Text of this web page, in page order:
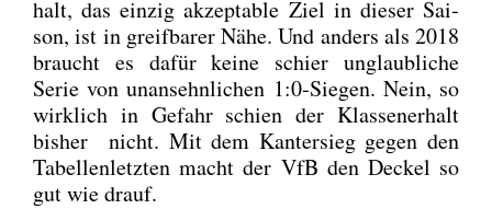
halt, das ein­zig akzep­ta­ble Ziel in die­ser Sai­
son, ist in greif­ba­rer Nähe. Und anders als 2018
braucht es dafür kei­ne schier unglaub­li­che
Serie von unan­sehn­li­chen 1:0‑Siegen. Nein, so
wirk­lich in Gefahr schien der Klas­sen­er­halt
bis­her nicht. Mit dem Kan­ter­sieg gegen den
Tabel­len­letz­ten macht der VfB den Deckel so
gut wie drauf.